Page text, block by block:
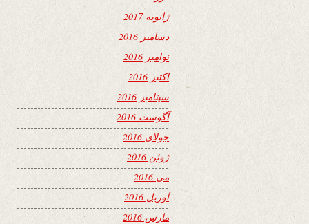
ژانویه 2017
دسامبر 2016
نوامبر 2016
اکتبر 2016
سپتامبر 2016
آگوست 2016
جولای 2016
ژوئن 2016
می 2016
آوریل 2016
مارس 2016